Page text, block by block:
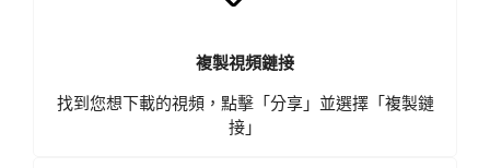
複製視頻鏈接
找到您想下載的視頻，點擊「分享」並選擇「複製鏈
接」